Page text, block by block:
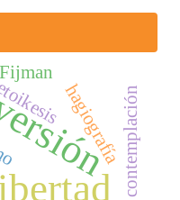
hagiografía
Fijman
contemplación